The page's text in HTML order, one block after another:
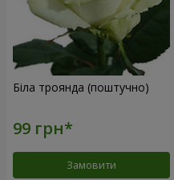
Біла троянда (поштучно)
Замовити